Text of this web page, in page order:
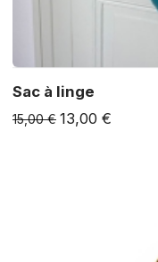
Sac à linge
15,00 € 13,00 €